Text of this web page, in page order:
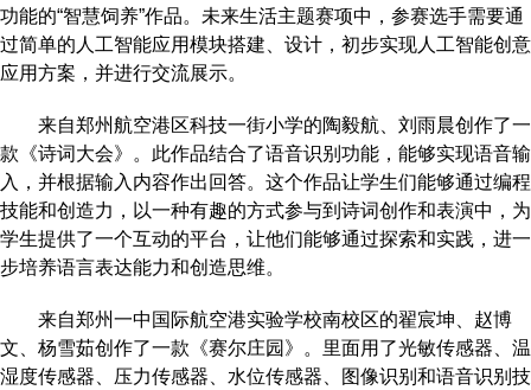
功能的“智慧饲养”作品。未来生活主题赛项中，参赛选手需要通
过简单的人工智能应用模块搭建、设计，初步实现人工智能创意
应用方案，并进行交流展示。
来自郑州航空港区科技一街小学的陶毅航、刘雨晨创作了一
款《诗词大会》。此作品结合了语音识别功能，能够实现语音输
入，并根据输入内容作出回答。这个作品让学生们能够通过编程
技能和创造力，以一种有趣的方式参与到诗词创作和表演中，为
学生提供了一个互动的平台，让他们能够通过探索和实践，进一
步培养语言表达能力和创造思维。
来自郑州一中国际航空港实验学校南校区的翟宸坤、赵博
文、杨雪茹创作了一款《赛尔庄园》。里面用了光敏传感器、温
湿度传感器、压力传感器、水位传感器、图像识别和语音识别技